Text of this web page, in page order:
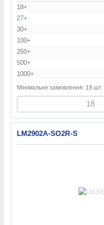
18+
27+
30+
100+
250+
500+
1000+
Мінімальне замовлення: 18 шт
LM2902A-SO2R-S